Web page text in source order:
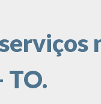
TO.